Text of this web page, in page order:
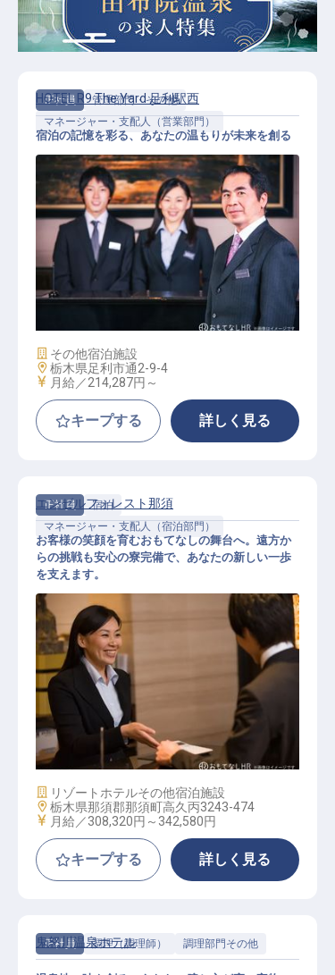
正社員
管理部門・その他
マネージャー・支配人（営業部門）
【HOTEL R9 The Yard 足利駅西】運
HOTEL R9 The Yard 足利駅西
宿泊の記憶を彩る、あなたの温もりが未来を創る
施設業態
その他宿泊施設
勤務地
栃木県足利市通2-9-4
給与
月給／214,287円～
キープする 詳しく見る
正社員
宿泊
マネージャー・支配人（宿泊部門）
管理職候補_フロント
エンゼルフォレスト那須
お客様の笑顔を育むおもてなしの舞台へ。遠方か
らの挑戦も安心の寮完備で、あなたの新しい一歩
を支えます。
施設業態
リゾートホテルその他宿泊施設
勤務地
栃木県那須郡那須町高久丙3243-474
給与
月給／308,320円～ 342,580円
キープする 詳しく見る
正社員 調理（調理師） 調理部門その他
鬼怒川温泉ホテル